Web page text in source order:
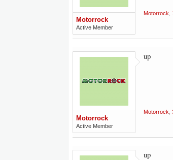
Motorrock
Active Member
Motorrock
Motorrock
Active Member
up
Motorrock
up